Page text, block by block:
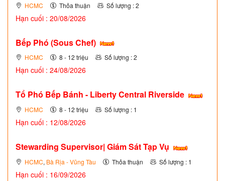
HCMC Thỏa thuận Số lượng : 2
Hạn cuối : 20/08/2026
Bếp Phó (Sous Chef)
HCMC 8 - 12 triệu Số lượng : 2
Hạn cuối : 24/08/2026
Tổ Phó Bếp Bánh - Liberty Central Riverside
HCMC 8 - 12 triệu Số lượng : 1
Hạn cuối : 12/08/2026
Stewarding Supervisor| Giám Sát Tạp Vụ
HCMC, Bà Rịa - Vũng Tàu Thỏa thuận Số lượng : 1
Hạn cuối : 16/09/2026